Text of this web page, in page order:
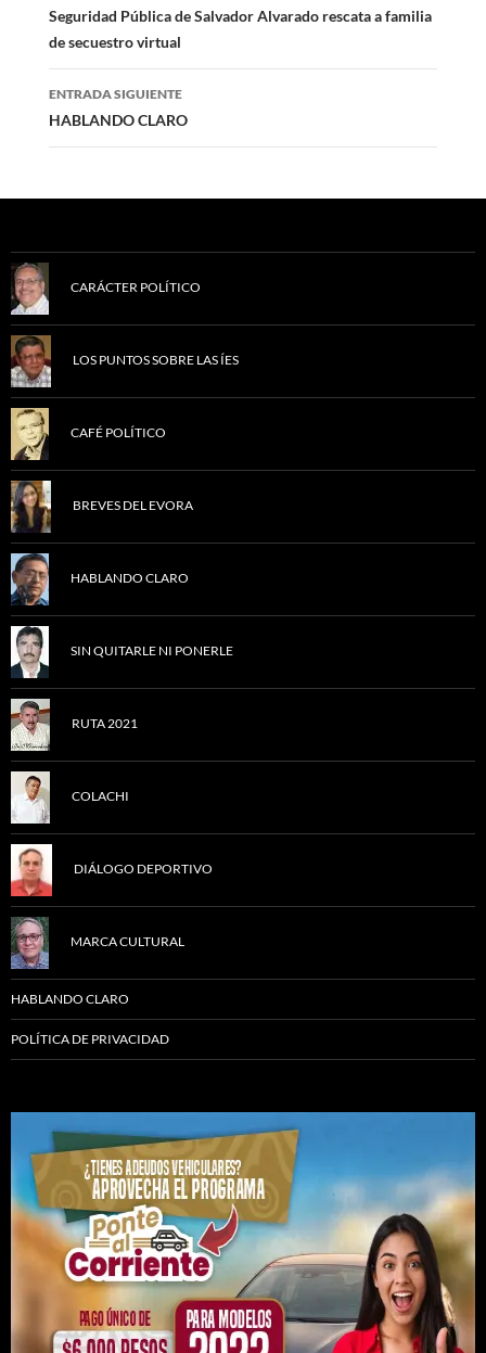
de
entradas
Seguridad Pública de Salvador Alvarado rescata a familia
de secuestro virtual
ENTRADA SIGUIENTE
HABLANDO CLARO
CARÁCTER POLÍTICO
LOS PUNTOS SOBRE LAS ÍES
CAFÉ POLÍTICO
BREVES DEL EVORA
HABLANDO CLARO
SIN QUITARLE NI PONERLE
RUTA 2021
COLACHI
DIÁLOGO DEPORTIVO
MARCA CULTURAL
HABLANDO CLARO
POLÍTICA DE PRIVACIDAD